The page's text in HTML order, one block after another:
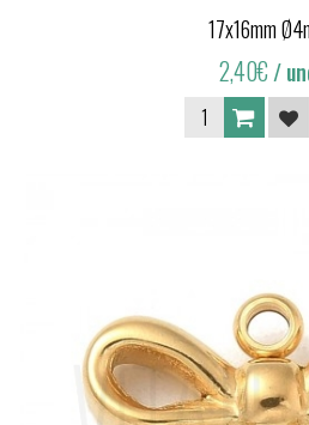
17x16mm
2,40€/